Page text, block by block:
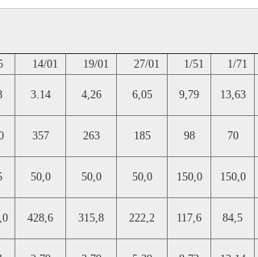
14/01 19/01 27/01 1/51 1/71
3.14 4,26 6,05 9,79 13,63
357 263 185 98 70
50,0 50,0 50,0 150,0 150,0
428,6 315,8 222,2 117,6 84,5